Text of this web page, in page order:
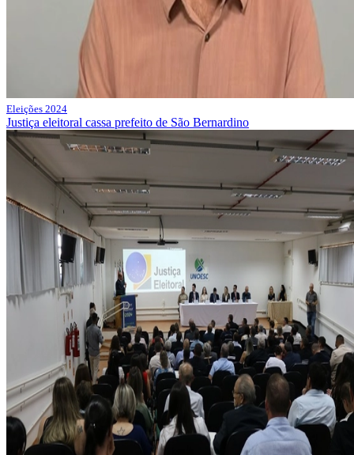
Eleições 2024
Justiça eleitoral cassa prefeito de São Bernardino